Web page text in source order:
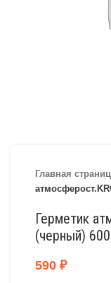
Главная
Герметик
(черный)
590 ₽